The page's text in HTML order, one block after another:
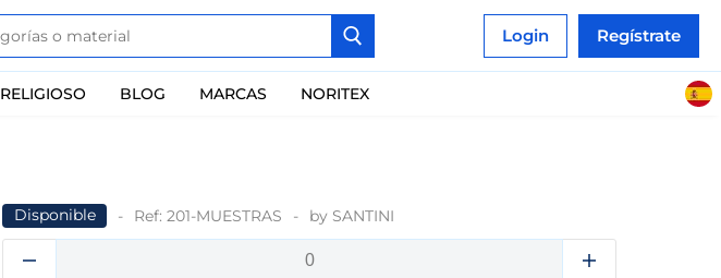
Login Regístrate
RELIGIOSO BLOG MARCAS NORITEX
Disponible Ref: 201-MUESTRAS by SANTINI